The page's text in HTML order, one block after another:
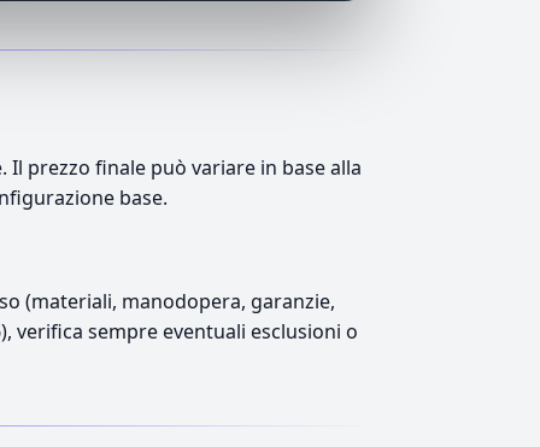
prezzo finale può variare in base alla
base.
(materiali, manodopera, garanzie,
verifica sempre eventuali esclusioni o